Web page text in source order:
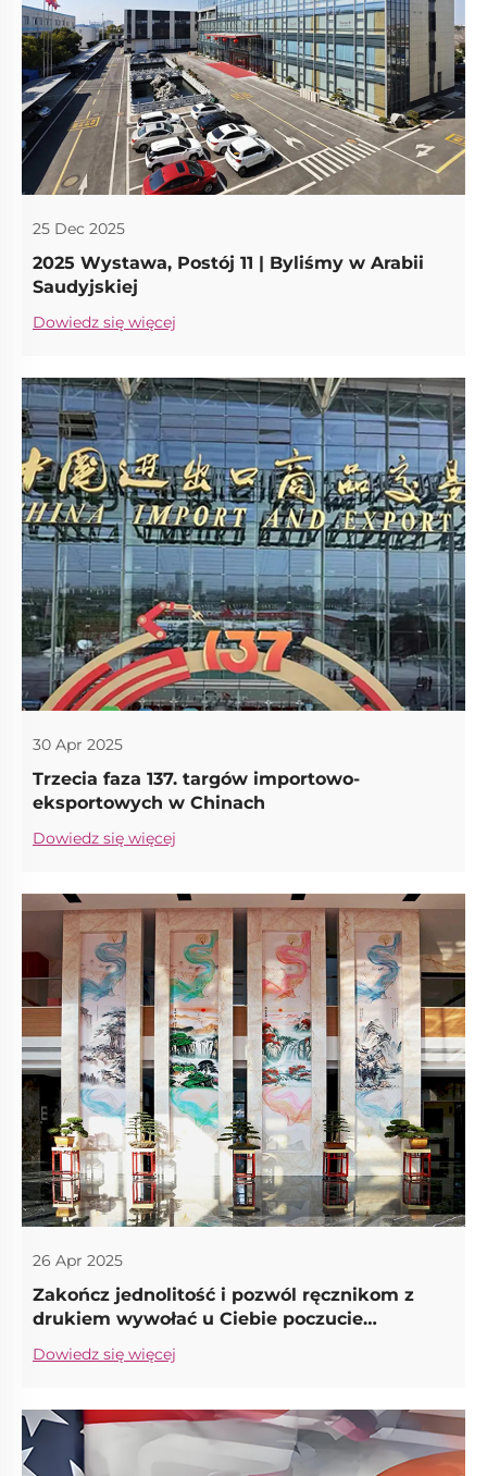
25 Dec 2025
2025 Wystawa, Postój 11 | Byliśmy w Arabii
Saudyjskiej
Dowiedz się więcej
30 Apr 2025
Trzecia faza 137. targów importowo-
eksportowych w Chinach
Dowiedz się więcej
26 Apr 2025
Zakończ jednolitość i pozwól ręcznikom z
drukiem wywołać u Ciebie poczucie
wartościowego rezonansu
Dowiedz się więcej